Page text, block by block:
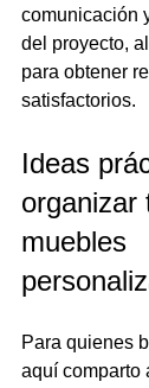
comunicación
del proyecto,
para obtener
satisfactorios.
Ideas
organizar
muebles
Para quienes
aquí comparto